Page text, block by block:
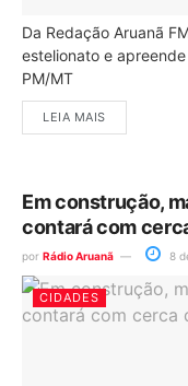
Da Redação Aruanã
estelionato e apreende
PM/MT
LEIA MAIS
Em construção,
contará com
por Rádio Aruanã 8
CIDADES